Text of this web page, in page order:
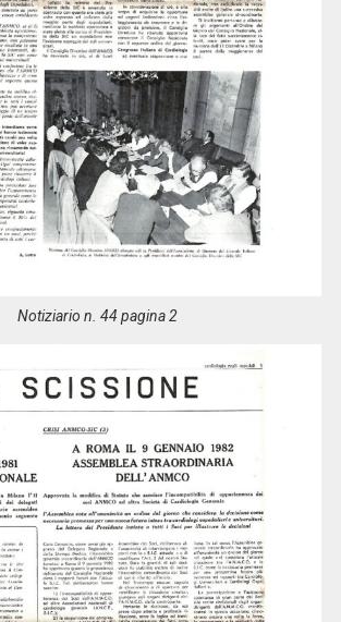
Notiziario n. 44 pagina 2